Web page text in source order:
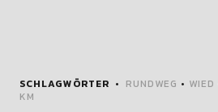
SCHLAGWÖRTER RUNDWEG • WIED
KM